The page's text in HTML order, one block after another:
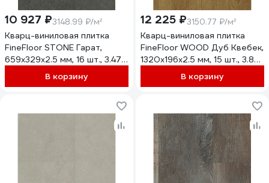
10 927 ₽3148.99 ₽/м²
Кварц-виниловая плитка
FineFloor STONE Гарат,
659х329х2.5 мм, 16 шт., 3.47
кв. м FF 1467В корзину
12 225 ₽3150.77 ₽/м²
Кварц-виниловая плитка
FineFloor WOOD Дуб Квебек,
1320х196х2.5 мм, 15 шт., 3.88
кв. м FF 1408 NEW
В корзину